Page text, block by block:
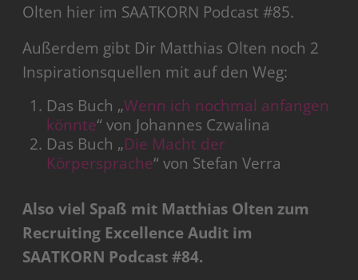
Olten hier im SAATKORN Podcast #85.
Außerdem gibt Dir Matthias Olten noch 2
Inspirationsquellen mit auf den Weg:
Das Buch „Wenn ich nochmal anfangen
könnte“ von Johannes Czwalina
Das Buch „Die Macht der
Körpersprache“ von Stefan Verra
Also viel Spaß mit Matthias Olten zum
Recruiting Excellence Audit im
SAATKORN Podcast #84.